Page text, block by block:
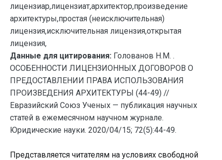
лицензиар,лицензиат,архитектор,произведение
архитектуры,простая (неисключительная)
лицензия,исключительная лицензия,открытая
лицензия,
Данные для цитирования: Голованов Н.М. .
ОСОБЕННОСТИ ЛИЦЕНЗИОННЫХ ДОГОВОРОВ О
ПРЕДОСТАВЛЕНИИ ПРАВА ИСПОЛЬЗОВАНИЯ
ПРОИЗВЕДЕНИЯ АРХИТЕКТУРЫ (44-49) //
Евразийский Союз Ученых — публикация научных
статей в ежемесячном научном журнале.
Юридические науки. 2020/04/15; 72(5):44-49.
Представляется читателям на условиях свободной